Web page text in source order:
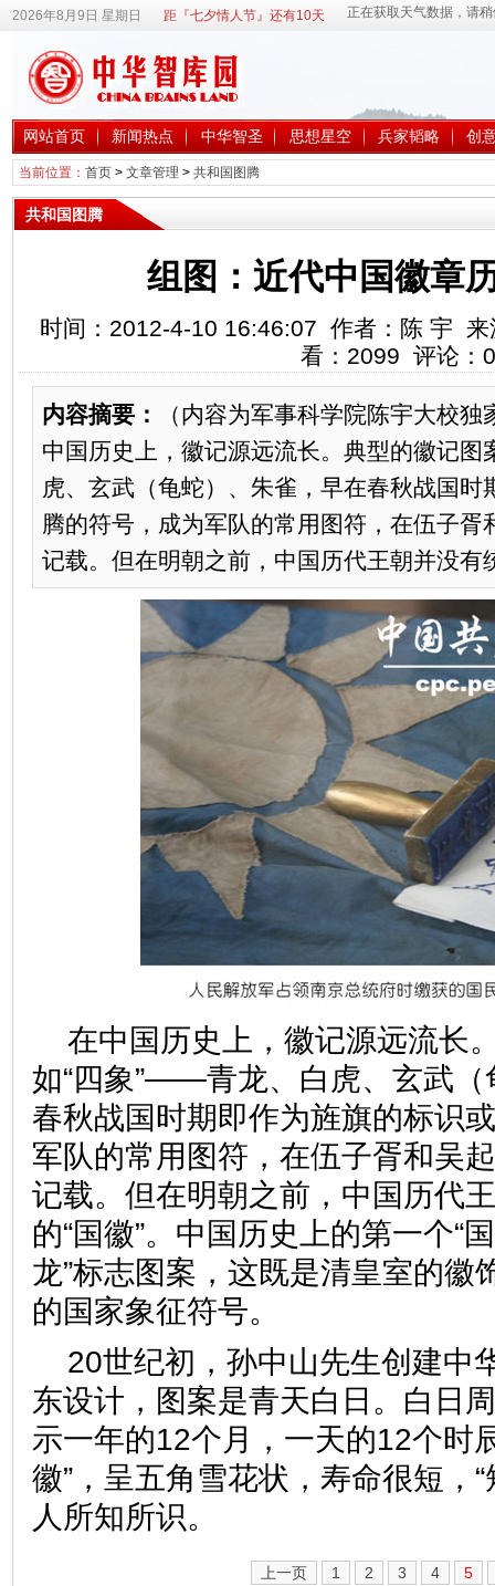
2026年8月9日 星期日 距『七夕情人节』还有10天
网站首页 新闻热点 中华智圣 思想星空 兵家韬略 创
当前位置： 首页> 文章管理 > 共和国图腾
共和国图腾
组图：近代中国徽章
时间：2012-4-10 16:46:07 作者：陈 宇
看： 2099 评论： 0
内容摘要：
（内容为军事科学院陈宇大校
中国历史上，徽记源远流长。典型的徽记
虎、玄武（龟蛇）、朱雀，早在春秋战国时
腾的符号，成为军队的常用图符，在伍子胥
记载。但在明朝之前，中国历代王朝并没有
在中国历史上，徽记源远流长
如“四象”——青龙、白虎、玄武（
春秋战国时期即作为旌旗的标识
军队的常用图符，在伍子胥和吴
记载。但在明朝之前，中国历代
的“国徽”。中国历史上的第一个“
龙”标志图案，这既是清皇室的徽
的国家象征符号。
20世纪初，孙中山先生创建中
东设计，图案是青天白日。白日
示一年的12个月，一天的12个时
徽”，呈五角雪花状，寿命很短，
人所知所识。
上一页 1 2 3 4 5